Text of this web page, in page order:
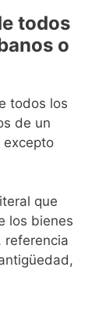
todos
o
todos los
de un
excepto
que
los bienes
referencia